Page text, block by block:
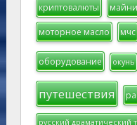
криптовалюты
моторное масло мчс
оборудование окунь
путешествия
русский драматический